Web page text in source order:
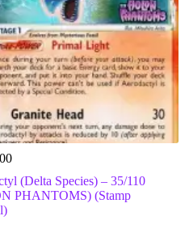
(Delta Species) – 35/110
PHANTOMS) (Stamp